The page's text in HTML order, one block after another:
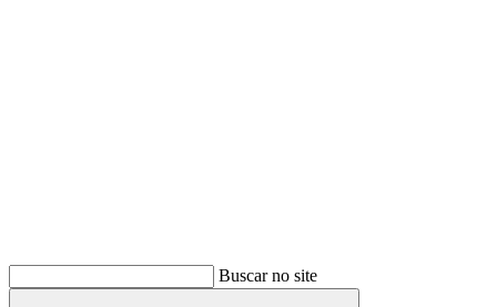
Buscar no site